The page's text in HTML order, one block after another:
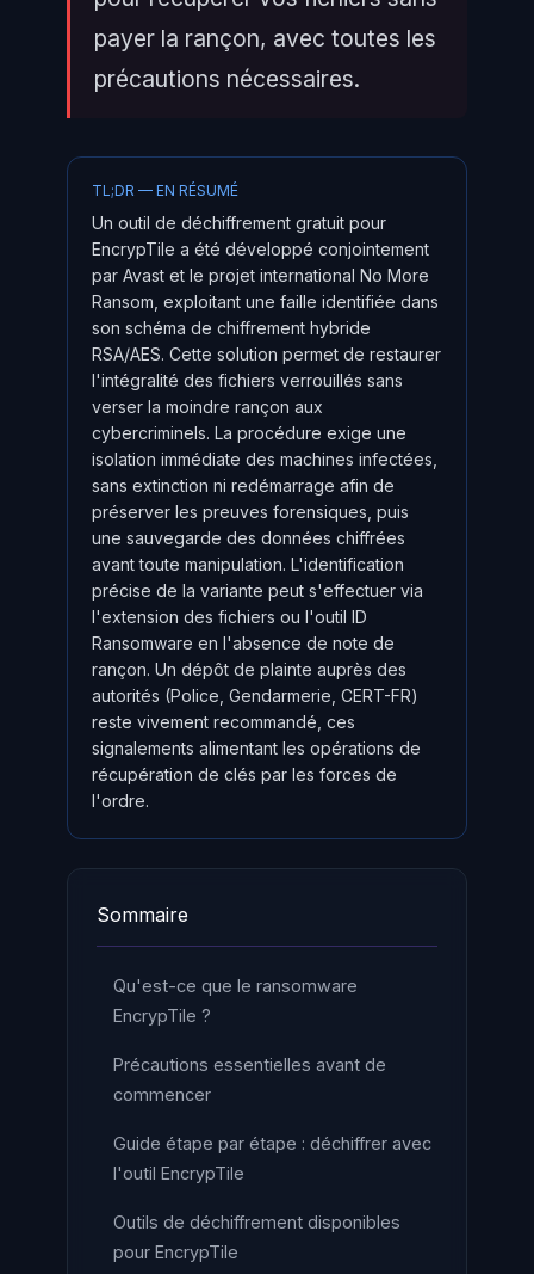
payer la rançon, avec toutes les
précautions nécessaires.
TL;DR — EN RÉSUMÉ
Un outil de déchiffrement gratuit pour
EncrypTile a été développé conjointement
par Avast et le projet international No More
Ransom, exploitant une faille identifiée dans
son schéma de chiffrement hybride
RSA/AES. Cette solution permet de restaurer
l'intégralité des fichiers verrouillés sans
verser la moindre rançon aux
cybercriminels. La procédure exige une
isolation immédiate des machines infectées,
sans extinction ni redémarrage afin de
préserver les preuves forensiques, puis
une sauvegarde des données chiffrées
avant toute manipulation. L'identification
précise de la variante peut s'effectuer via
l'extension des fichiers ou l'outil ID
Ransomware en l'absence de note de
rançon. Un dépôt de plainte auprès des
autorités (Police, Gendarmerie, CERT-FR)
reste vivement recommandé, ces
signalements alimentant les opérations de
récupération de clés par les forces de
l'ordre.
Sommaire
Qu'est-ce que le ransomware
EncrypTile ?
Précautions essentielles avant de
commencer
Guide étape par étape : déchiffrer avec
l'outil EncrypTile
Outils de déchiffrement disponibles
pour EncrypTile